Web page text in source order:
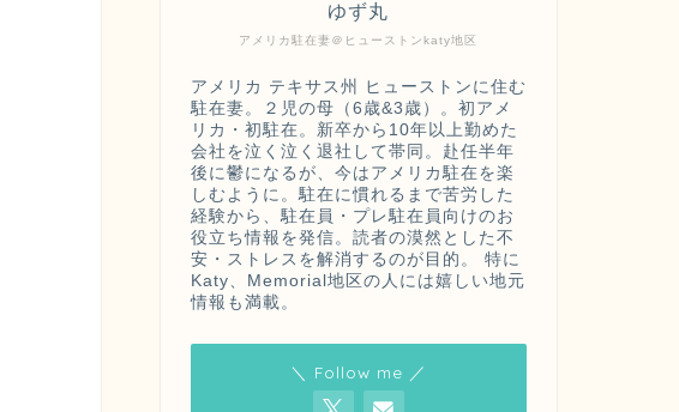
アメリカ駐在妻＠ヒューストンkaty地区
ゆず丸
アメリカ テキサス州 ヒューストンに住む
駐在妻。２児の母（6歳&3歳）。初アメ
リカ・初駐在。新卒から10年以上勤めた
会社を泣く泣く退社して帯同。赴任半年
後に鬱になるが、今はアメリカ駐在を楽
しむように。駐在に慣れるまで苦労した
経験から、駐在員・プレ駐在員向けのお
役立ち情報を発信。読者の漠然とした不
安・ストレスを解消するのが目的。 特に
Katy、Memorial地区の人には嬉しい地元
情報も満載。
＼ Follow me ／